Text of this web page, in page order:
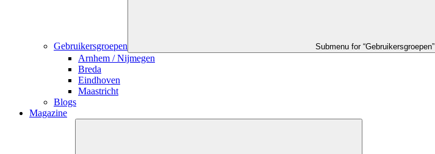
Gebruikersgroepen Submenu for “Gebruikersgroepen”
Arnhem / Nijmegen
Breda
Eindhoven
Maastricht
Blogs
Magazine